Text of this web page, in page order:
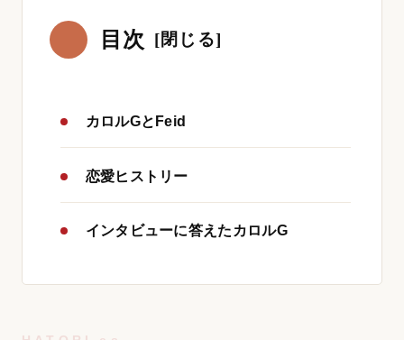
目次
カロルGとFeid
恋愛ヒストリー
インタビューに答えたカロルG